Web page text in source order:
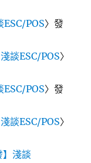
ESC/POS〉發
談ESC/POS〉
ESC/POS〉發
談ESC/POS〉
】淺談